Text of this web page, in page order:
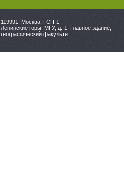
119991 Москва , ГСП-1,
Ленинские горы, МГУ, д. 1, Главное здание,
географический факультет